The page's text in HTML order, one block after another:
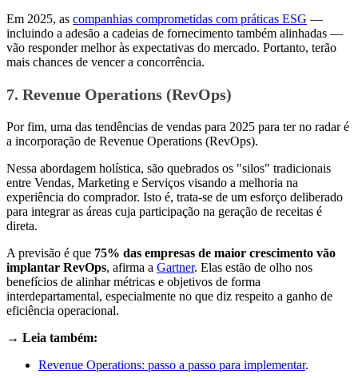
Em 2025, as companhias comprometidas com práticas ESG —
incluindo a adesão a cadeias de fornecimento também alinhadas —
vão responder melhor às expectativas do mercado. Portanto, terão
mais chances de vencer a concorrência.
7. Revenue Operations (RevOps)
Por fim, uma das tendências de vendas para 2025 para ter no radar é
a incorporação de Revenue Operations (RevOps).
Nessa abordagem holística, são quebrados os "silos" tradicionais
entre Vendas, Marketing e Serviços visando a melhoria na
experiência do comprador. Isto é, trata-se de um esforço deliberado
para integrar as áreas cuja participação na geração de receitas é
direta.
A previsão é que 75% das empresas de maior crescimento vão
implantar RevOps, afirma a Gartner. Elas estão de olho nos
benefícios de alinhar métricas e objetivos de forma
interdepartamental, especialmente no que diz respeito a ganho de
eficiência operacional.
→ Leia também:
Revenue Operations: passo a passo para implementar.